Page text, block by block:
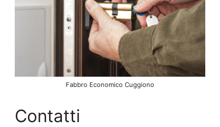
Fabbro Economico Cuggiono
Contatti